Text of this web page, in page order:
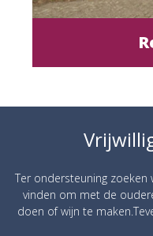
Ter ondersteuning
vinden om met de
doen of wijn te